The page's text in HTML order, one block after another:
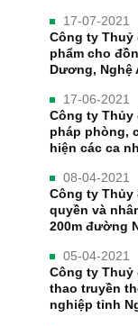
17-07-2021
Công ty Thuỷ
phẩm cho
Dương, Nghệ
17-06-2021
Công ty Thủy
pháp phòng,
hiện các ca
08-04-2021
Công ty Thủy
quyền và
200m đường
05-04-2021
Công ty Thuỷ
thao truyền
nghiệp tỉnh